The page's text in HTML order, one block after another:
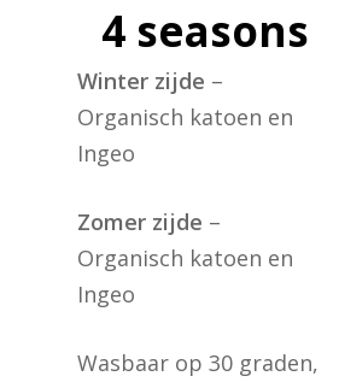
4 seasons
Winter zijde –
Organisch katoen en
Ingeo
Zomer zijde –
Organisch katoen en
Ingeo
Wasbaar op 30 graden,